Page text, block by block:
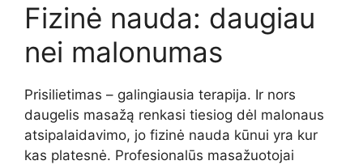
Fizinė nauda: daugiau
nei malonumas
Prisilietimas – galingiausia terapija. Ir nors
daugelis masažą renkasi tiesiog dėl malonaus
atsipalaidavimo, jo fizinė nauda kūnui yra kur
kas platesnė. Profesionalūs masažuotojai